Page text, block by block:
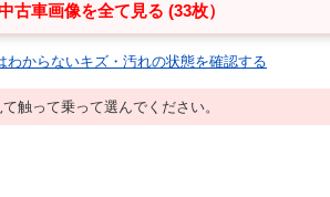
古車画像を全て見る (33枚）
わからないキズ・汚れの状態を確認する
触って乗って選んでください。